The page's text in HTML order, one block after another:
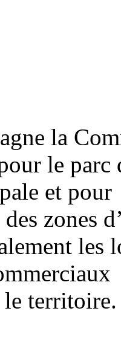
la
le parc
et pour
zones
les
territoire.